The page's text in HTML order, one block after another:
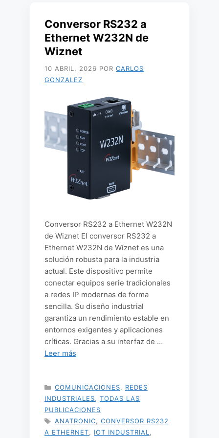
Conversor RS232 a
Ethernet W232N de
Wiznet
10 ABRIL, 2026 POR CARLOS
GONZALEZ
Conversor RS232 a Ethernet W232N
de Wiznet El conversor RS232 a
Ethernet W232N de Wiznet es una
solución robusta para la industria
actual. Este dispositivo permite
conectar equipos serie tradicionales
a redes IP modernas de forma
sencilla. Su diseño industrial
garantiza un rendimiento estable en
entornos exigentes y aplicaciones
críticas. Gracias a su interfaz de …
Leer más
CATEGORÍAS
COMUNICACIONES
REDES
INDUSTRIALES
TODAS LAS
PUBLICACIONES
ETIQUETAS
ANATRONIC
CONVERSOR RS232
A ETHERNET
IOT INDUSTRIAL